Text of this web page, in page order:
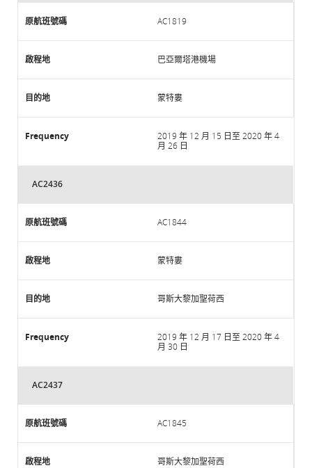
AC1819
巴亞爾塔港機場
蒙特婁
2019 年 12 月 15 日至 2020 年 4
月 26 日
AC2436
AC1844
蒙特婁
哥斯大黎加聖荷西
2019 年 12 月 17 日至 2020 年 4
月 30 日
AC2437
AC1845
哥斯大黎加聖荷西